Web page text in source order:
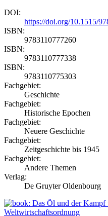
DOI:
https://doi.org/10.1515/
ISBN:
9783110777260
ISBN:
9783110777338
ISBN:
9783110775303
Fachgebiet:
Geschichte
Fachgebiet:
Historische Epochen
Fachgebiet:
Neuere Geschichte
Fachgebiet:
Zeitgeschichte bis 1945
Fachgebiet:
Andere Themen
Verlag:
De Gruyter Oldenbourg